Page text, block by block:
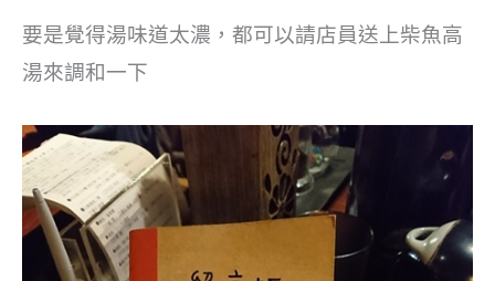
要是覺得湯味道太濃，都可以請店員送上柴魚高
湯來調和一下